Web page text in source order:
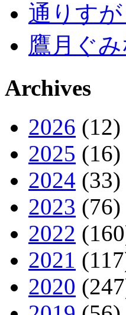
通りす
鷹月ぐ
Archives
2026 (12)
2025 (16)
2024 (33)
2023 (76)
2022
2021
2020